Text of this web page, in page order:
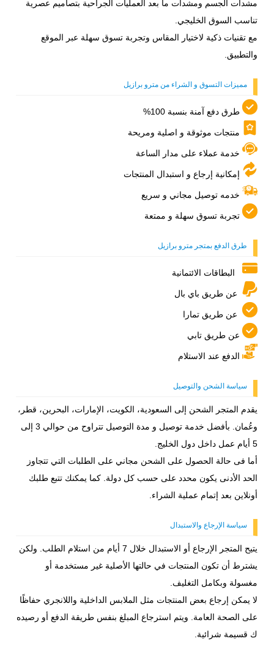
مشدات الجسم ومشدات ما بعد العمليات الجراحية بتصاميم عصرية
تناسب السوق الخليجي.
مع تقنيات ذكية لاختيار المقاس وتجربة تسوق سهلة عبر الموقع
والتطبيق.
مميزات التسوق و الشراء من مترو برازيل
طرق دفع آمنة بنسبة 100%
منتجات موثوقة و اصلية ومريحة
خدمة عملاء على مدار الساعة
إمكانية إرجاع و استبدال المنتجات
خدمه توصيل مجاني و سريع
تجربة تسوق سهلة و ممتعة
طرق الدفع بمتجر مترو برازيل
البطاقات الائتمانية
عن طريق باي بال
عن طريق تمارا
عن طريق تابي
الدفع عند الاستلام
سياسة الشحن والتوصيل
يقدم المتجر الشحن إلى السعودية، الكويت، الإمارات، البحرين، قطر،
وعُمان. بأفضل خدمة توصيل و مدة التوصيل تتراوح من حوالي 3 إلى
5 أيام عمل داخل دول الخليج.
أما فى حالة الحصول على الشحن مجاني على الطلبات التي تتجاوز
الحد الأدنى يكون محدد على حسب كل دولة. كما يمكنك تتبع طلبك
أونلاين بعد إتمام عملية الشراء.
سياسة الإرجاع والاستبدال
يتيح المتجر الإرجاع أو الاستبدال خلال 7 أيام من استلام الطلب. ولكن
يشترط أن تكون المنتجات في حالتها الأصلية غير مستخدمة أو
مغسولة وبكامل التغليف.
لا يمكن إرجاع بعض المنتجات مثل الملابس الداخلية واللانجري حفاظًا
على الصحة العامة. ويتم استرجاع المبلغ بنفس طريقة الدفع أو رصيده
ك قسيمة شرائية.